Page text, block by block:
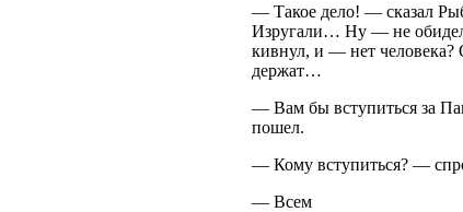
— Такое дело! — сказал
Изругали… Ну — не
кивнул, и — нет
держат…
— Вам бы вступиться за
пошел.
— Кому вступиться? —
— Всем